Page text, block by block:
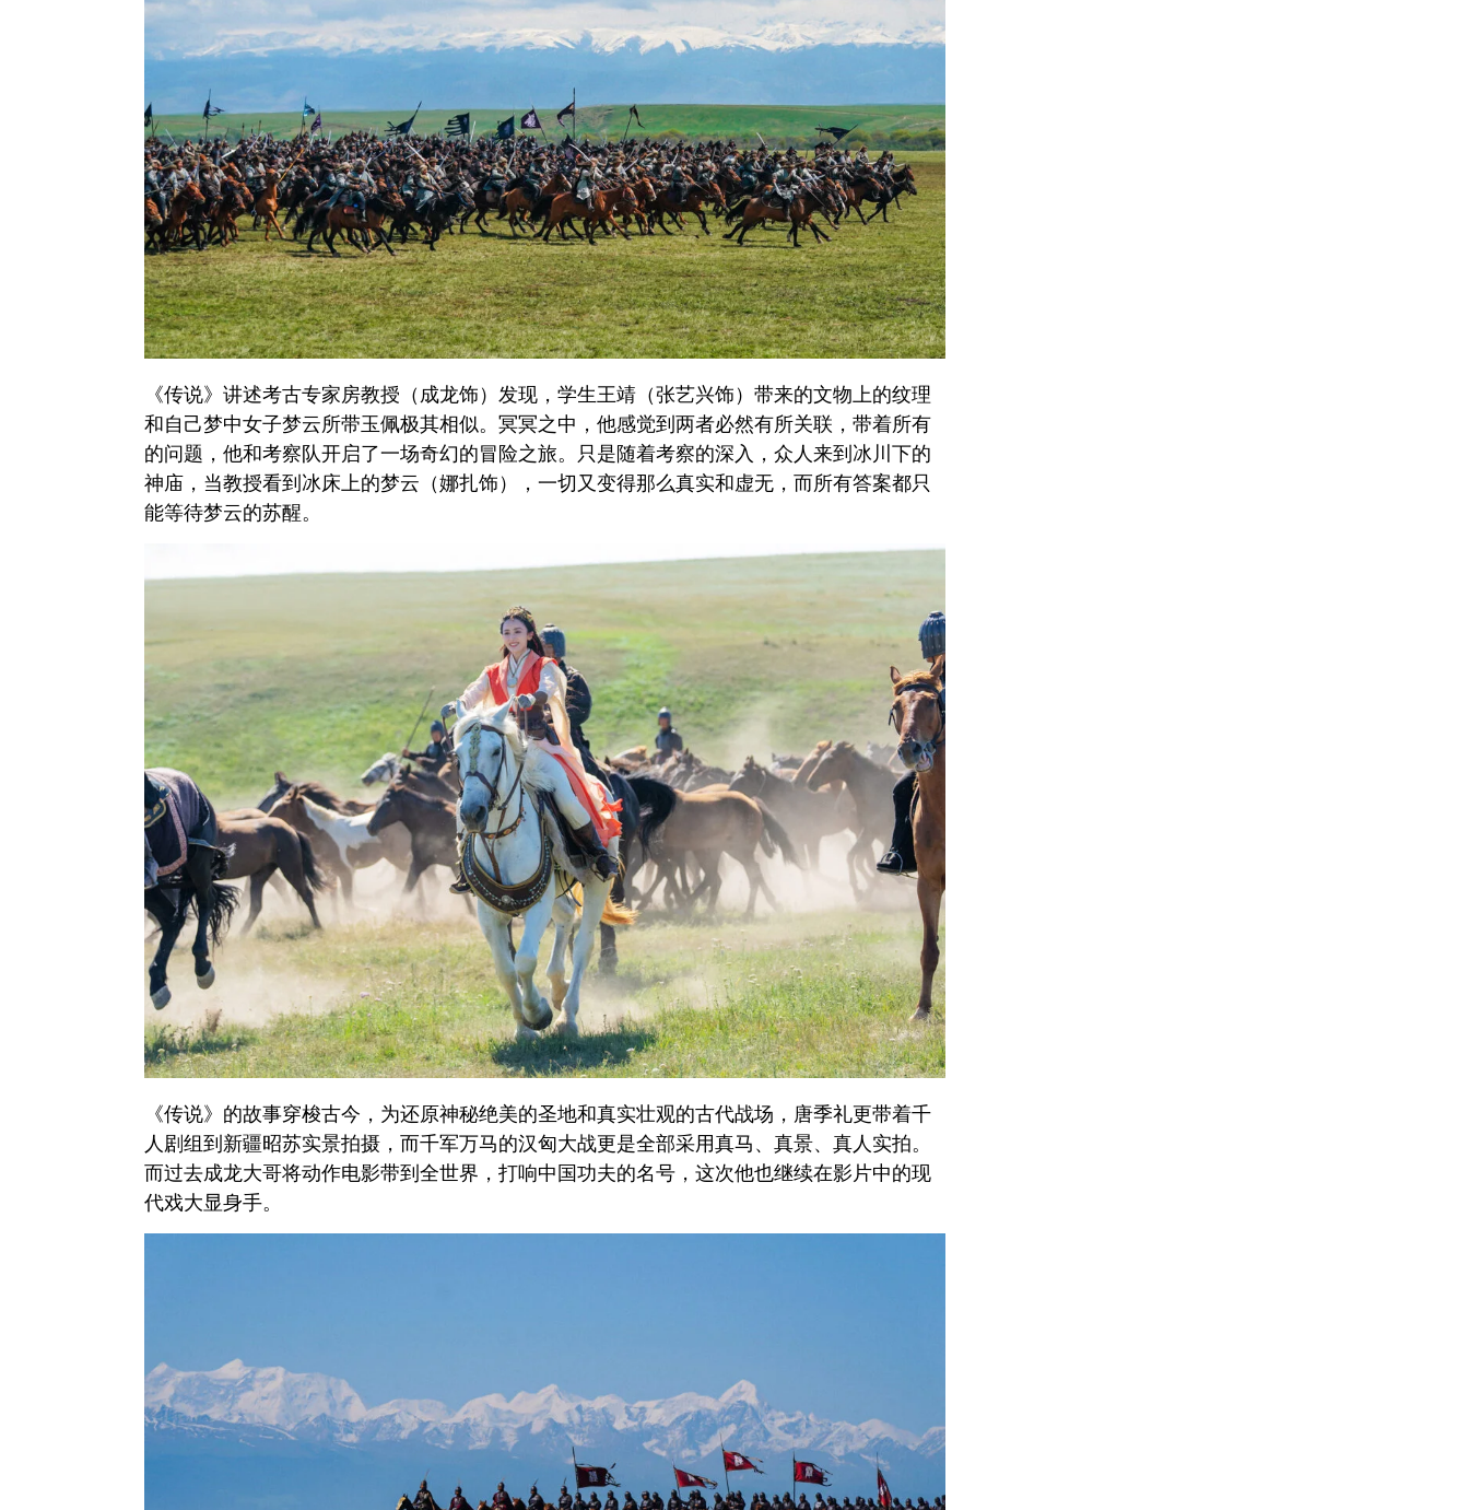
《传说》讲述考古专家房教授（成龙饰）发现，学生王靖（张艺兴饰）带来的文物上的纹理
和自己梦中女子梦云所带玉佩极其相似。冥冥之中，他感觉到两者必然有所关联，带着所有
的问题，他和考察队开启了一场奇幻的冒险之旅。只是随着考察的深入，众人来到冰川下的
神庙，当教授看到冰床上的梦云（娜扎饰），一切又变得那么真实和虚无，而所有答案都只
能等待梦云的苏醒。
《传说》的故事穿梭古今，为还原神秘绝美的圣地和真实壮观的古代战场，唐季礼更带着千
人剧组到新疆昭苏实景拍摄，而千军万马的汉匈大战更是全部采用真马、真景、真人实拍。
而过去成龙大哥将动作电影带到全世界，打响中国功夫的名号，这次他也继续在影片中的现
代戏大显身手。